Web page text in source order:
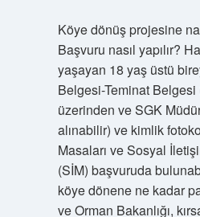
Köye dönüş projesine
Başvuru nasıl yapılır?
yaşayan 18 yaş üstü
Belgesi-Teminat
üzerinden ve SGK
alınabilir) ve kimlik
Masaları ve Sosyal
(SİM) başvuruda
köye dönene ne kadar
ve Orman Bakanlığı,